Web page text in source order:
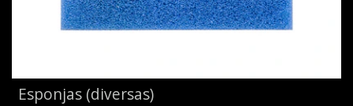
Esponjas (diversas)